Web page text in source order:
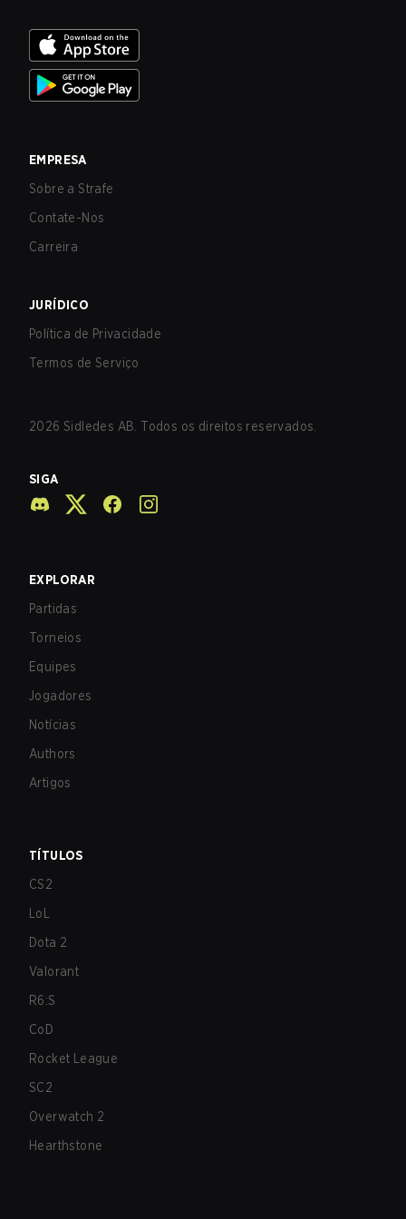
EMPRESA
Sobre a Strafe
Contate-Nos
Carreira
JURÍDICO
Política de Privacidade
Termos de Serviço
2026 Sidledes AB. Todos os direitos reservados.
SIGA
EXPLORAR
Partidas
Torneios
Equipes
Jogadores
Notícias
Authors
Artigos
TÍTULOS
CS2
LoL
Dota 2
Valorant
R6:S
CoD
Rocket League
SC2
Overwatch 2
Hearthstone